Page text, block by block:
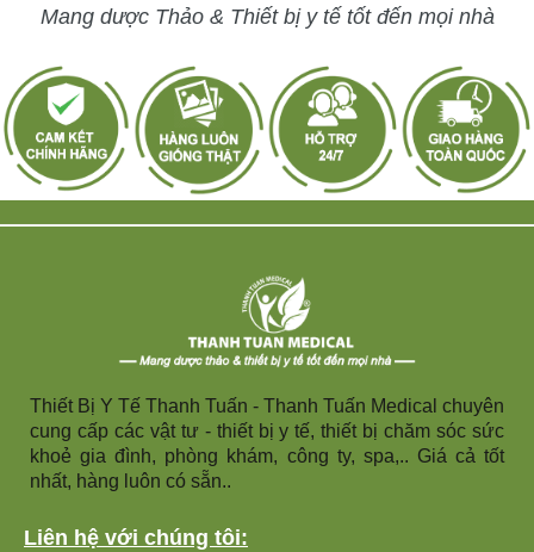
Mang dược Thảo & Thiết bị y tế tốt đến mọi nhà
Thiết Bị Y Tế Thanh Tuấn - Thanh Tuấn Medical chuyên
cung cấp các vật tư - thiết bị y tế, thiết bị chăm sóc sức
khoẻ gia đình, phòng khám, công ty, spa,.. Giá cả tốt
nhất, hàng luôn có sẵn..
Liên hệ với chúng tôi: